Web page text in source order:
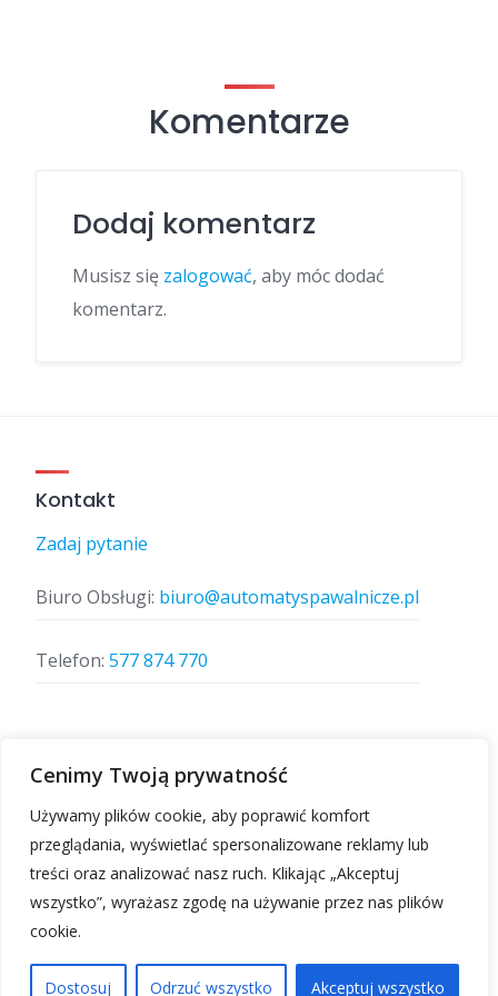
Cenimy Twoją prywatność
Używamy plików cookie, aby poprawić komfort
przeglądania, wyświetlać spersonalizowane reklamy lub
treści oraz analizować nasz ruch. Klikając „Akceptuj
wszystko”, wyrażasz zgodę na używanie przez nas plików
cookie.
Dostosuj Odrzuć wszystko Akceptuj wszystko
Komentarze
Dodaj komentarz
Musisz się zalogować, aby móc dodać
komentarz.
Kontakt
Zadaj pytanie
Biuro Obsługi: biuro@automatyspawalnicze.pl
Telefon: 577 874 770
Automatyspawalnicze.pl | Wszelkie prawa
zastrzeżone.